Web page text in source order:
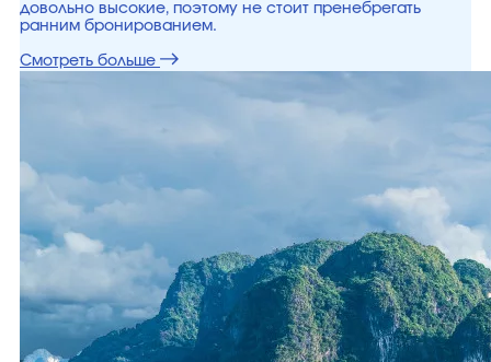
довольно высокие, поэтому не стоит пренебрегать
ранним бронированием.
Смотреть больше